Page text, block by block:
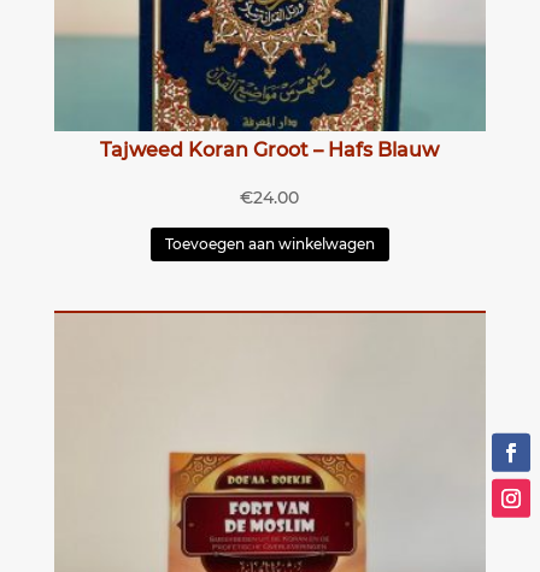
Tajweed Koran Groot – Hafs Blauw
€24.00
Toevoegen aan winkelwagen